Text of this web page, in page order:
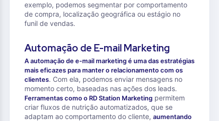
exemplo, podemos segmentar por comportamento
de compra, localização geográfica ou estágio no
funil de vendas.
Automação de E-mail Marketing
A automação de e-mail marketing é uma das estratégias
mais eficazes para manter o relacionamento com os
clientes. Com ela, podemos enviar mensagens no
momento certo, baseadas nas ações dos leads.
Ferramentas como o RD Station Marketing permitem
criar fluxos de nutrição automatizados, que se
adaptam ao comportamento do cliente, aumentando